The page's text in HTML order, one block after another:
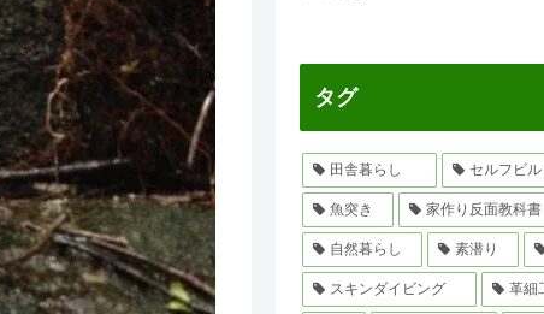
タグ
田舎暮らし セルフビル
魚突き 家作り反面教科書
自然暮らし 素潜り
スキンダイビング 革細